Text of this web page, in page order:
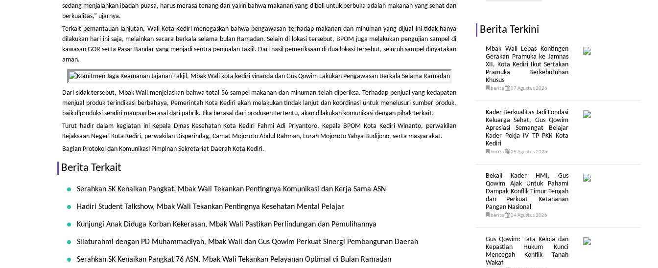
sedang menjalankan ibadah puasa, harus merasa tenang dan yakin bahwa makanan yang dibeli untuk berbuka adalah makanan yang sehat dan
berkualitas,” ujarnya.
Terkait pemantauan lanjutan, Wali Kota Kediri menegaskan bahwa pengawasan terhadap makanan dan minuman yang dijual ini tidak hanya
dilakukan hari ini saja, melainkan secara berkala selama bulan Ramadan. Selain di lokasi tersebut, BPOM juga melakukan pengujian sampel di
kawasan GOR serta Pasar Bandar yang menjadi sentra penjualan takjil. Dari hasil pemeriksaan di dua lokasi tersebut, seluruh sampel dinyatakan
aman.
Dari sidak tersebut, Mbak Wali menjelaskan bahwa total 56 sampel makanan dan minuman telah diperiksa. Terhadap penjual yang kedapatan
menjual produk terindikasi berbahaya, Pemerintah Kota Kediri akan melakukan tindak lanjut dan koordinasi untuk menelusuri sumber produk,
baik diproduksi sendiri maupun berasal dari pabrik. Jika berasal dari produsen tertentu, akan dilakukan komunikasi dengan pihak terkait.
Turut hadir dalam kegiatan ini Kepala Dinas Kesehatan Kota Kediri Fahmi Adi Priyantoro, Kepala BPOM Kota Kediri Winanto, perwakilan
Kejaksaan Negeri Kota Kediri, perwakilan Disperindag, Camat Mojoroto Abdul Rahman, Lurah Mojoroto Yahya Budijono, serta masyarakat.
Bagian Protokol dan Komunikasi Pimpinan Sekretariat Daerah Kota Kediri.
Berita Terkait
Serahkan SK Kenaikan Pangkat, Mbak Wali Tekankan Pentingnya Komunikasi dan Kerja Sama ASN
Hadiri Student Talkshow, Mbak Wali Tekankan Pentingnya Kesehatan Mental Pelajar
Kunjungi Anak Diduga Korban Kekerasan, Mbak Wali Pastikan Perlindungan dan Pemulihannya
Silaturahmi dengan PD Muhammadiyah, Mbak Wali dan Gus Qowim Perkuat Sinergi Pembangunan Daerah
Serahkan SK Kenaikan Pangkat 76 ASN, Mbak Wali Tekankan Pelayanan Optimal di Bulan Ramadan
Berita Terkini
Mbak Wali Lepas Kontingen
Gerakan Pramuka ke Jamnas
XII, Kota Kediri Ikut Sertakan
Pramuka Berkebutuhan
Khusus
berita 07 Agustus 2026
Kader Berkualitas Jadi Fondasi
Keluarga Sehat, Gus Qowim
Apresiasi Semangat Belajar
Kader Pokja IV TP PKK Kota
Kediri
berita 05 Agustus 2026
Bekali Kader HMI, Gus
Qowim Ajak Untuk Pahami
Dampak Konflik Timur Tengah
dan Perkuat Ketahanan
Pangan Nasional
berita 04 Agustus 2026
Gus Qowim: Tata Kelola dan
Kepastian Hukum Kunci
Mencegah Konflik Tanah
Wakaf